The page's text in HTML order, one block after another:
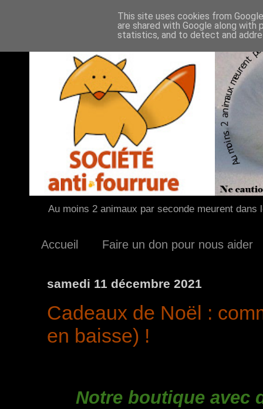
Au moins 2 animaux par seconde meurent
Accueil Faire un don pour nous aider
samedi 11 décembre 2021
Cadeaux de Noël :
en baisse) !
Notre boutique avec
This site uses cookies from
are shared with Google along
statistics, and to detect and